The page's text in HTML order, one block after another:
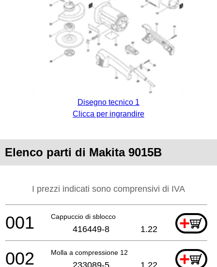
Disegno tecnico 1
Clicca per ingrandire
Elenco parti di Makita 9015B
I prezzi indicati sono comprensivi di IVA
Cappuccio di sblocco +
001 416449-8 1.22
Molla a compressione 12 +
002 233089-5 1.22